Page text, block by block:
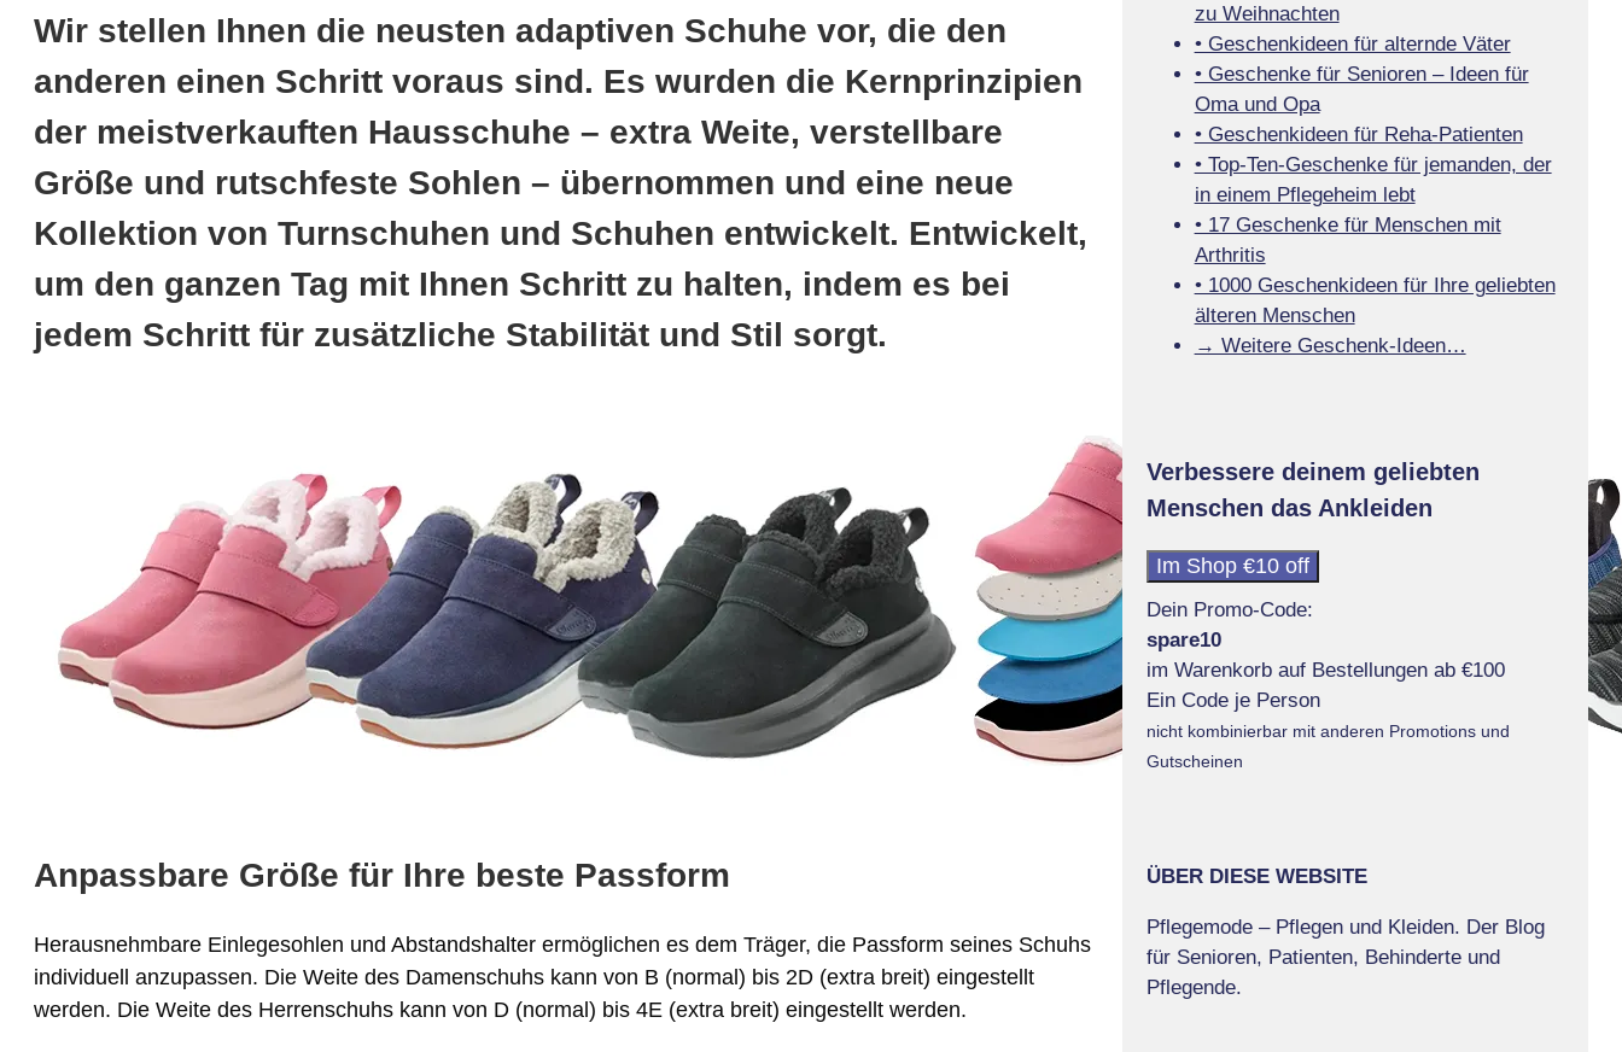
Wir stellen Ihnen die neusten adaptiven Schuhe vor, die den
anderen einen Schritt voraus sind. Es wurden die Kernprinzipien
der meistverkauften Hausschuhe – extra Weite, verstellbare
Größe und rutschfeste Sohlen – übernommen und eine neue
Kollektion von Turnschuhen und Schuhen entwickelt. Entwickelt,
um den ganzen Tag mit Ihnen Schritt zu halten, indem es bei
jedem Schritt für zusätzliche Stabilität und Stil sorgt.
Anpassbare Größe für Ihre beste Passform
Herausnehmbare Einlegesohlen und Abstandshalter ermöglichen es dem Träger, die Passform seines Schuhs
individuell anzupassen. Die Weite des Damenschuhs kann von B (normal) bis 2D (extra breit) eingestellt
werden. Die Weite des Herrenschuhs kann von D (normal) bis 4E (extra breit) eingestellt werden.
zu Weihnachten
• Geschenkideen für alternde Väter
• Geschenke für Senioren – Ideen für
Oma und Opa
• Geschenkideen für Reha-Patienten
• Top-Ten-Geschenke für jemanden, der
in einem Pflegeheim lebt
• 17 Geschenke für Menschen mit
Arthritis
• 1000 Geschenkideen für Ihre geliebten
älteren Menschen
→ Weitere Geschenk-Ideen…
Verbessere deinem geliebten
Menschen das Ankleiden
Im Shop €10 off
Dein Promo-Code:
spare10
im Warenkorb auf Bestellungen ab €100
Ein Code je Person
nicht kombinierbar mit anderen Promotions und
Gutscheinen
ÜBER DIESE WEBSITE
Pflegemode – Pflegen und Kleiden. Der Blog
für Senioren, Patienten, Behinderte und
Pflegende.